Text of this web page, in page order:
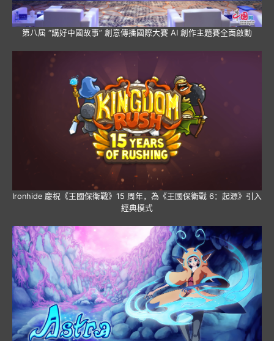
第八屆 “講好中國故事” 創意傳播國際大賽 AI 創作主題賽全面啟動
Ironhide 慶祝《王國保衛戰》15 周年，為《王國保衛戰 6：起源》引入
經典模式